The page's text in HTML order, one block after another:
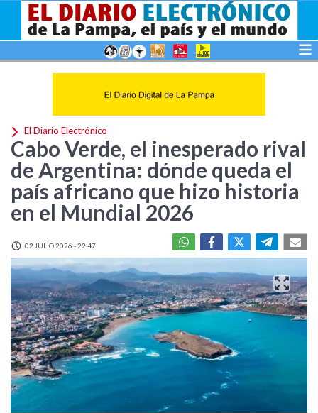
El Diario Electrónico
Cabo Verde, el inesperado rival
de Argentina: dónde queda el
país africano que hizo historia
en el Mundial 2026
02 JULIO 2026 - 22:47